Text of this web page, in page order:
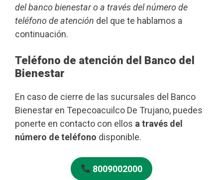
del banco bienestar o a través del número de
teléfono de atención del que te hablamos a
continuación.
Teléfono de atención del Banco del
Bienestar
En caso de cierre de las sucursales del Banco
Bienestar en Tepecoacuilco De Trujano, puedes
ponerte en contacto con ellos a través del
número de teléfono disponible.
8009002000